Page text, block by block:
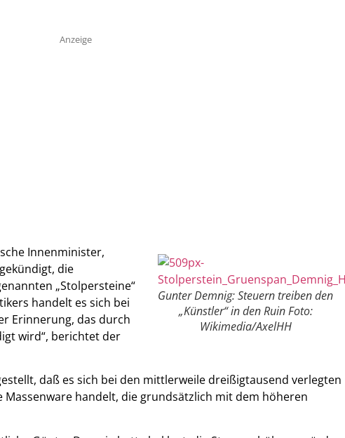
Anzeige
Gunter Demnig: Steuern treiben den
„Künstler“ in den Ruin Foto:
Wikimedia/AxelHH
Innenminister,
die
„Stolpersteine“
handelt es sich bei
Erinnerung, das durch
wird“, berichtet der
daß es sich bei den mittlerweile dreißigtausend verlegten
handelt, die grundsätzlich mit dem höheren